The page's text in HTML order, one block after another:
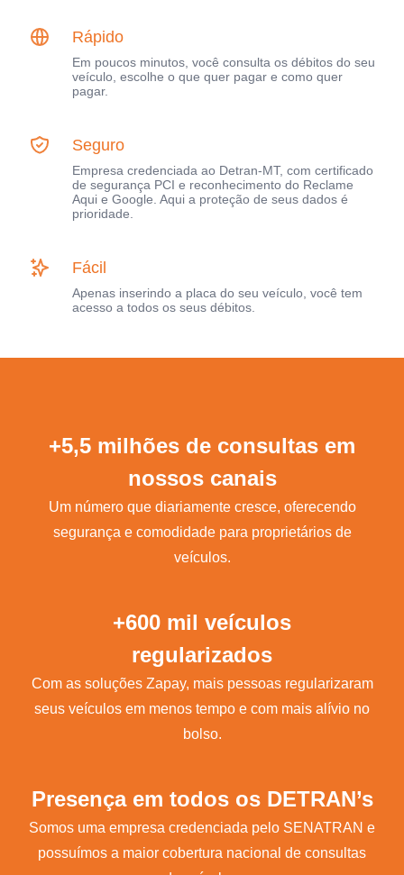
Rápido
Em poucos minutos, você consulta os débitos do seu
veículo, escolhe o que quer pagar e como quer
pagar.
Seguro
Empresa credenciada ao Detran-MT, com certificado
de segurança PCI e reconhecimento do Reclame
Aqui e Google. Aqui a proteção de seus dados é
prioridade.
Fácil
Apenas inserindo a placa do seu veículo, você tem
acesso a todos os seus débitos.
+5,5 milhões de consultas em
nossos canais
Um número que diariamente cresce, oferecendo
segurança e comodidade para proprietários de
veículos.
+600 mil veículos
regularizados
Com as soluções Zapay, mais pessoas regularizaram
seus veículos em menos tempo e com mais alívio no
bolso.
Presença em todos os DETRAN’s
Somos uma empresa credenciada pelo SENATRAN e
possuímos a maior cobertura nacional de consultas